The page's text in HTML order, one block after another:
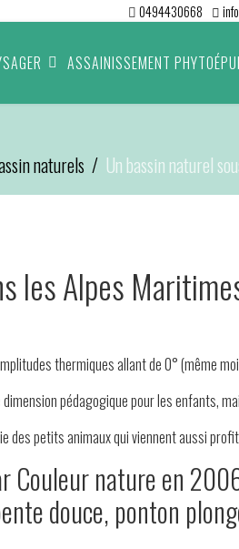
0494430668
ASSAINISSEMENT
naturels Un bassin naturel
les Alpes
thermiques allant de 0° (même
pédagogique pour les enfants,
petits animaux qui viennent aussi
nature en
douce, ponton